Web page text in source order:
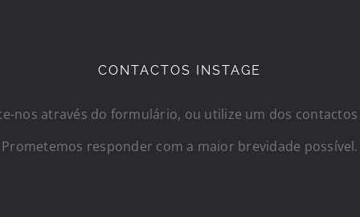
CONTACTOS INSTAGE
nos através do formulário, ou utilize um dos contactos
Prometemos responder com a maior brevidade possível.